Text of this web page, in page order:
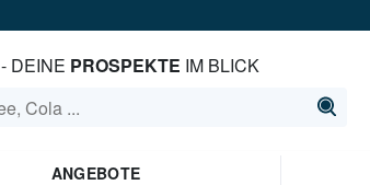
- DEINE PROSPEKTE IM BLICK
ANGEBOTE